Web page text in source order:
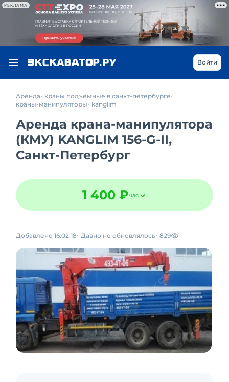
РЕКЛАМА
Войти
Аренда
краны подъемные в санкт-петербурге
краны-манипуляторы
kanglim
Аренда крана-манипулятора
(КМУ) KANGLIM 156-G-II,
Санкт-Петербург
1 400 ₽час
Добавлено 16.02.18 Давно не обновлялось 829